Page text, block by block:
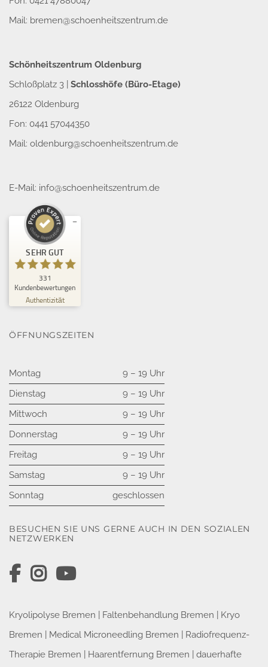
Mail: bremen@schoenheitszentrum.de
Schönheitszentrum Oldenburg
Schloßplatz 3 | Schlosshöfe (Büro-Etage)
26122 Oldenburg
Fon: 0441 57044350
Mail: oldenburg@schoenheitszentrum.de
E-Mail: info@schoenheitszentrum.de
SEHR GUT
331
Kundenbewertungen
Authentizität
Kundenbewertungen und Erfahrungen zu
Schönheitszentrum GmbH
SEHR GUT
4,94
/
5,00
299
Blick aufs ProvenExpert-Profil werfen
05.08.2026
ÖFFNUNGSZEITEN
Montag
9 – 19 Uhr
Dienstag
9 – 19 Uhr
Mittwoch
9 – 19 Uhr
Donnerstag
9 – 19 Uhr
Freitag
9 – 19 Uhr
Samstag
9 – 19 Uhr
Sonntag
geschlossen
BESUCHEN SIE UNS GERNE AUCH IN DEN SOZIALEN
NETZWERKEN
Kryolipolyse Bremen Faltenbehandlung Bremen
Kryo
Bremen
Medical Microneedling Bremen
Radiofrequenz-
Therapie Bremen
Haarentfernung Bremen
dauerhafte